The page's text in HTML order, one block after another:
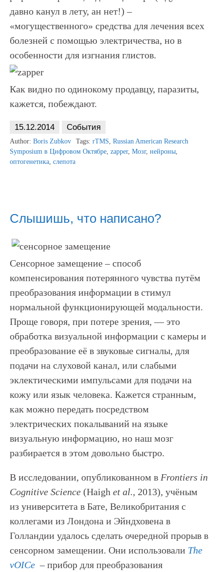
давно канул в лету, ан нет!) –
«могущественного» средства для лечения всех
болезней с помощью электричества, но в
особенности для изгнания глистов.
Как видно по одинокому продавцу, паразиты,
кажется, побеждают.
15.12.2014 События
Author: Boris Zubkov Tags: rTMS, Russian American Research
Symposium в Цифровом Октябре, zapper, Мозг, нейроны,
оптогенетика, слепота
Слышишь, что написано?
Сенсорное замещение – способ
компенсирования потерянного чувства путём
преобразования информации в стимул
нормальной функционирующей модальности.
Проще говоря, при потере зрения, — это
обработка визуальной информации с камеры и
преобразование её в звуковые сигналы, для
подачи на слуховой канал, или слабыми
эклектическими импульсами для подачи на
кожу или язык человека. Кажется странным,
как можно передать посредством
электрических покалываний на языке
визуальную информацию, но наш мозг
разбирается в этом довольно быстро.
В исследовании, опубликованном в Frontiers in
Cognitive Science (Haigh et al., 2013), учёным
из университета в Бате, Великобритания с
коллегами из Лондона и Эйндховена в
Голландии удалось сделать очередной прорыв в
сенсорном замещении. Они использовали The
vOICe – прибор для преобразования